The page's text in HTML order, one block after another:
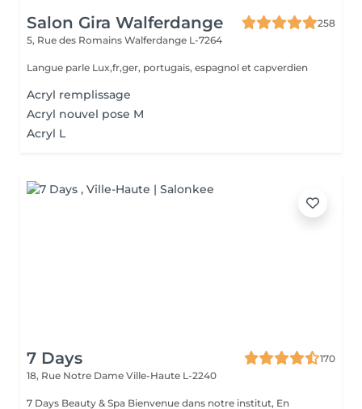
Salon Gira Walferdange
258
5, Rue des Romains Walferdange L-7264
Langue parle Lux,fr,ger, portugais, espagnol et capverdien
Acryl remplissage
Acryl nouvel pose M
Acryl L
7 Days
170
18, Rue Notre Dame Ville-Haute L-2240
7 Days Beauty & Spa Bienvenue dans notre institut, En